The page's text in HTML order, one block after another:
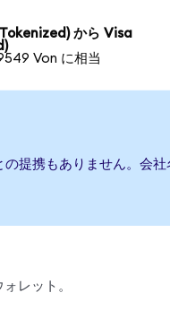
から Visa
Von に相当
提携もありません。会
レット。